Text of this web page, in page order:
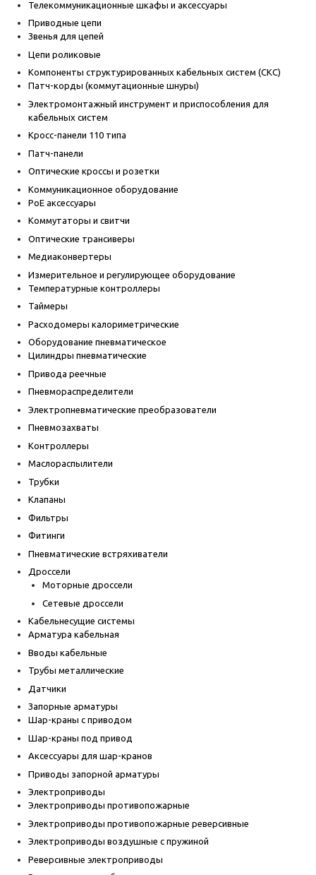
Телекоммуникационные шкафы и аксессуары
Приводные цепи
Звенья для цепей
Цепи роликовые
Компоненты структурированных кабельных систем (СКС)
Патч-корды (коммутационные шнуры)
Электромонтажный инструмент и приспособления для
кабельных систем
Кросс-панели 110 типа
Патч-панели
Оптические кроссы и розетки
Коммуникационное оборудование
PoE аксессуары
Коммутаторы и свитчи
Оптические трансиверы
Медиаконвертеры
Измерительное и регулирующее оборудование
Температурные контроллеры
Таймеры
Расходомеры калориметрические
Оборудование пневматическое
Цилиндры пневматические
Привода реечные
Пневмораспределители
Электропневматические преобразователи
Пневмозахваты
Контроллеры
Маслораспылители
Трубки
Клапаны
Фильтры
Фитинги
Пневматические встряхиватели
Дроссели
Моторные дроссели
Сетевые дроссели
Кабельнесущие системы
Арматура кабельная
Вводы кабельные
Трубы металлические
Датчики
Запорные арматуры
Шар-краны с приводом
Шар-краны под привод
Аксессуары для шар-кранов
Приводы запорной арматуры
Электроприводы
Электроприводы противопожарные
Электроприводы противопожарные реверсивные
Электроприводы воздушные с пружиной
Реверсивные электроприводы